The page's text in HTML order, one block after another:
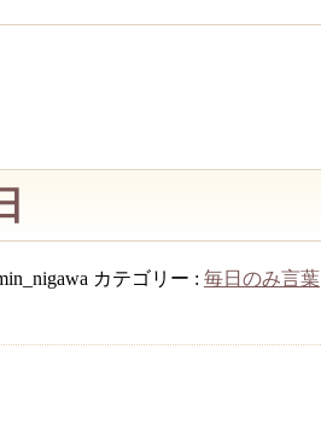
カテゴリー : 毎日のみ言葉